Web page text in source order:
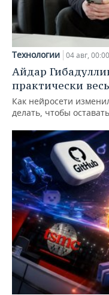
Технологии 04 авг, 00:00
Айдар
практически
Как нейросети
делать, чтобы